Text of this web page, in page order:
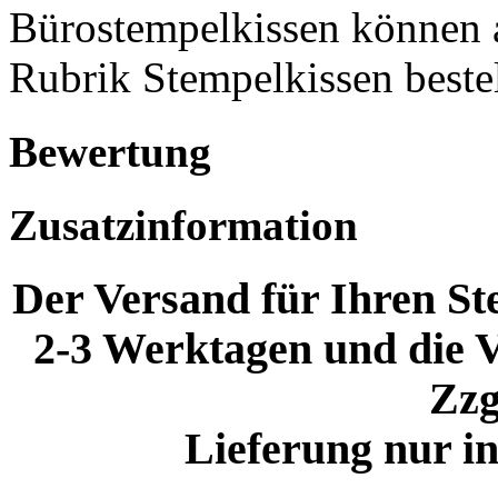
Bürostempelkissen
Rubrik Stempelkissen
Bewertung
Zusatzinformation
Der Versand für Ihren
2-3 Werktagen und die
Lieferung nur